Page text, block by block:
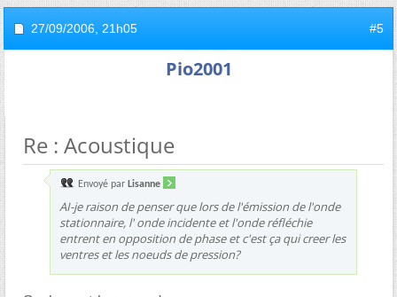
27/09/2006, 21h05 #5
Pio2001
Re : Acoustique
Envoyé par Lisanne
AI-je raison de penser que lors de l'émission de l'onde
stationnaire, l' onde incidente et l'onde réfléchie
entrent en opposition de phase et c'est ça qui creer les
ventres et les noeuds de pression?